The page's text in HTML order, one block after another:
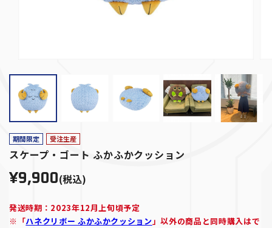
期間限定 受注生産
スケープ・ゴート ふかふかクッション
¥9,900(税込)
発送時期：2023年12月上旬頃予定
※「ハネクリボー ふかふかクッション」以外の商品と同時購入はで